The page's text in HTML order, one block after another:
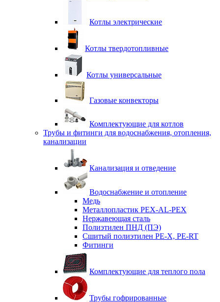
Котлы электрические
Котлы твердотопливные
Котлы универсальные
Газовые конвекторы
Комплектующие для котлов
Трубы и фитинги для водоснабжения, отопления,
канализации
Канализация и отведение
Водоснабжение и отопление
Медь
Металлопластик PEX-AL-PEX
Нержавеющая сталь
Полиэтилен ПНД (ПЭ)
Сшитый полиэтилен PE-X, PE-RT
Фитинги
Комплектующие для теплого пола
Трубы гофрированные